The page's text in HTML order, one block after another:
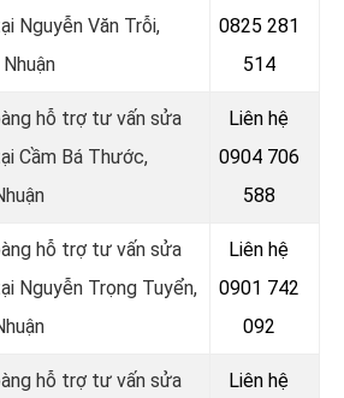
Nguyễn Văn Trỗi,
0825 281
514
hỗ trợ tư vấn sửa
Cầm Bá Thước,
Liên hệ
0904 706
588
hỗ trợ tư vấn sửa
Nguyễn Trọng Tuyển,
Liên hệ
0901 742
092
hỗ trợ tư vấn sửa Liên hệ